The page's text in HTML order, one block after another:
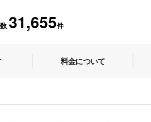
31,655件
料金について